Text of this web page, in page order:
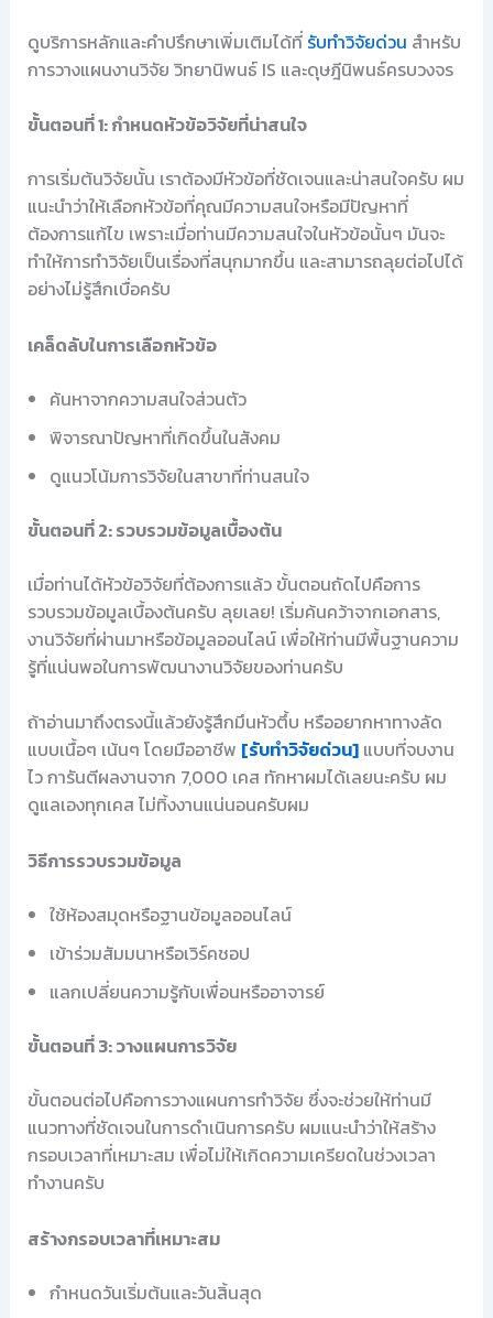
ดูบริการหลักและคำปรึกษาเพิ่มเติมได้ที่ รับทำวิจัยด่วน สำหรับ
การวางแผนงานวิจัย วิทยานิพนธ์ IS และดุษฎีนิพนธ์ครบวงจร
ขั้นตอนที่ 1: กำหนดหัวข้อวิจัยที่น่าสนใจ
การเริ่มต้นวิจัยนั้น เราต้องมีหัวข้อที่ชัดเจนและน่าสนใจครับ ผม
แนะนำว่าให้เลือกหัวข้อที่คุณมีความสนใจหรือมีปัญหาที่
ต้องการแก้ไข เพราะเมื่อท่านมีความสนใจในหัวข้อนั้นๆ มันจะ
ทำให้การทำวิจัยเป็นเรื่องที่สนุกมากขึ้น และสามารถลุยต่อไปได้
อย่างไม่รู้สึกเบื่อครับ
เคล็ดลับในการเลือกหัวข้อ
ค้นหาจากความสนใจส่วนตัว
พิจารณาปัญหาที่เกิดขึ้นในสังคม
ดูแนวโน้มการวิจัยในสาขาที่ท่านสนใจ
ขั้นตอนที่ 2: รวบรวมข้อมูลเบื้องต้น
เมื่อท่านได้หัวข้อวิจัยที่ต้องการแล้ว ขั้นตอนถัดไปคือการ
รวบรวมข้อมูลเบื้องต้นครับ ลุยเลย! เริ่มค้นคว้าจากเอกสาร,
งานวิจัยที่ผ่านมาหรือข้อมูลออนไลน์ เพื่อให้ท่านมีพื้นฐานความ
รู้ที่แน่นพอในการพัฒนางานวิจัยของท่านครับ
ถ้าอ่านมาถึงตรงนี้แล้วยังรู้สึกมึนหัวตึ้บ หรืออยากหาทางลัด
แบบเนื้อๆ เน้นๆ โดยมืออาชีพ [รับทำวิจัยด่วน]แบบที่จบงาน
ไว การันตีผลงานจาก 7,000 เคส ทักหาผมได้เลยนะครับ ผม
ดูแลเองทุกเคส ไม่ทิ้งงานแน่นอนครับผม
วิธีการรวบรวมข้อมูล
ใช้ห้องสมุดหรือฐานข้อมูลออนไลน์
เข้าร่วมสัมมนาหรือเวิร์คชอป
แลกเปลี่ยนความรู้กับเพื่อนหรืออาจารย์
ขั้นตอนที่ 3: วางแผนการวิจัย
ขั้นตอนต่อไปคือการวางแผนการทำวิจัย ซึ่งจะช่วยให้ท่านมี
แนวทางที่ชัดเจนในการดำเนินการครับ ผมแนะนำว่าให้สร้าง
กรอบเวลาที่เหมาะสม เพื่อไม่ให้เกิดความเครียดในช่วงเวลา
ทำงานครับ
สร้างกรอบเวลาที่เหมาะสม
กำหนดวันเริ่มต้นและวันสิ้นสุด